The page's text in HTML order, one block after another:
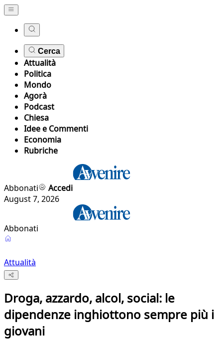
Cerca
Attualità
Politica
Mondo
Agorà
Podcast
Chiesa
Idee e Commenti
Economia
Rubriche
Abbonati
Accedi
August 7, 2026
Abbonati
Attualità
Droga, azzardo, alcol, social: le
dipendenze inghiottono sempre più i
giovani